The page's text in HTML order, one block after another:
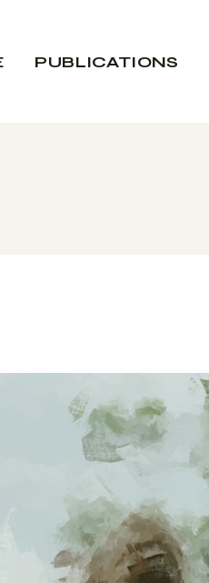
PUBLICATIONS